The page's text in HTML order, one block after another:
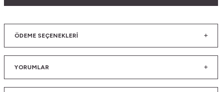
ÖDEME SEÇENEKLERI
YORUMLAR